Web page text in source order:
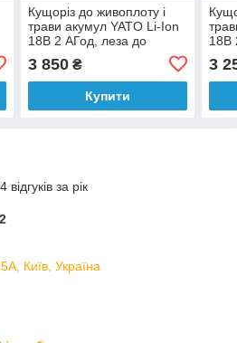
Кущоріз до живоплоту і
трави акумул YATO Li-Ion
18В 2 АГод, леза до
живопл l= 18см, до трави
w= 92мм
3 850₴
Купити
18В
w=
3
за рік
Київ, Україна